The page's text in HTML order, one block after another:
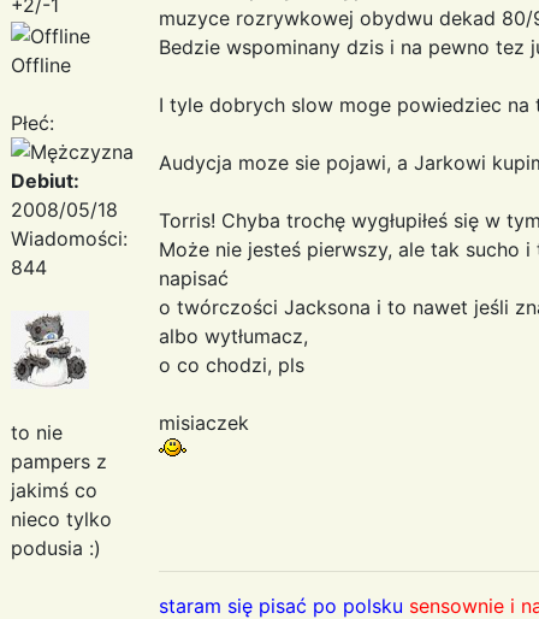
Offline
Płeć:
Debiut:
2008/05/18
Wiadomości:
844
to nie
pampers z
jakimś co
nieco tylko
podusia :)
muzyce rozrywkowej obydwu dekad
Bedzie wspominany dzis i na pewno tez
I tyle dobrych slow moge powiedziec na
Audycja moze sie pojawi, a Jarkowi
Torris! Chyba trochę wygłupiłeś się w
Może nie jesteś pierwszy, ale tak sucho
napisać
o twórczości Jacksona i to nawet jeśli
albo wytłumacz,
o co chodzi, pls
misiaczek
staram się pisać po polsku sensownie i